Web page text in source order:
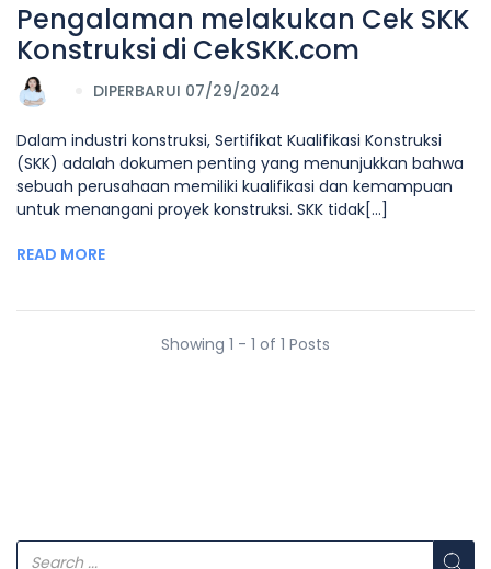
Pengalaman melakukan Cek SKK
Konstruksi di CekSKK.com
DIPERBARUI 07/29/2024
Dalam industri konstruksi, Sertifikat Kualifikasi Konstruksi
(SKK) adalah dokumen penting yang menunjukkan bahwa
sebuah perusahaan memiliki kualifikasi dan kemampuan
untuk menangani proyek konstruksi. SKK tidak[...]
READ MORE
Showing 1 - 1 of 1 Posts